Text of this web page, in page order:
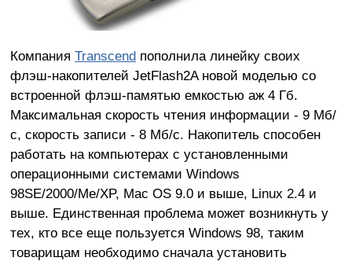
Компания Transcendпополнила линейку своих
флэш-накопителей JetFlash2A новой моделью со
встроенной флэш-памятью емкостью аж 4 Гб.
Максимальная скорость чтения информации - 9 Мб/
с, скорость записи - 8 Мб/с. Накопитель способен
работать на компьютерах с установленными
операционными системами Windows
98SE/2000/Me/XP, Mac OS 9.0 и выше, Linux 2.4 и
выше. Единственная проблема может возникнуть у
тех, кто все еще пользуется Windows 98, таким
товарищам необходимо сначала установить